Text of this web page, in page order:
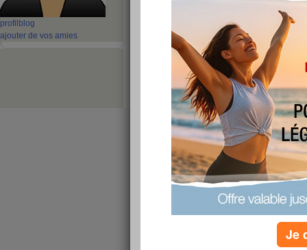
profil blog
ajouter de vos amies
Future
International
publié le 19/07/2024 à 17:11
International Women’s Day is celebrated
special day fell on a Friday, when most Future
at the Company office in Montreal. Future
who came by the cafeteria to celebrate.
https://pressnews.biz/@futureelec/future-
women-s-day-9j50l0sgxh4p
L’accès et l’utilisation du forum sont
Je